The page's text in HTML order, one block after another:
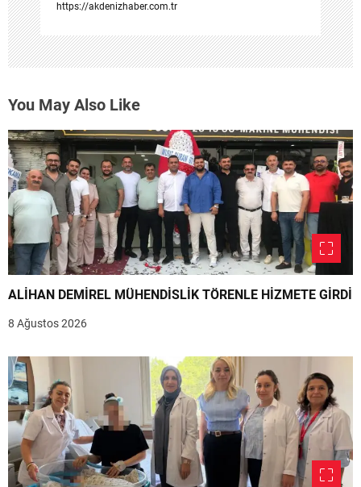
https://akdenizhaber.com.tr
You May Also Like
ALİHAN DEMİREL MÜHENDİSLİK TÖRENLE HİZMETE GİRDİ
8 Ağustos 2026